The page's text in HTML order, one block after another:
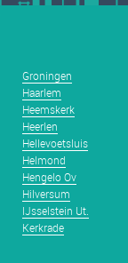
Groningen
Haarlem
Heemskerk
Heerlen
Hellevoetsluis
Helmond
Hengelo Ov
Hilversum
IJsselstein Ut.
Kerkrade